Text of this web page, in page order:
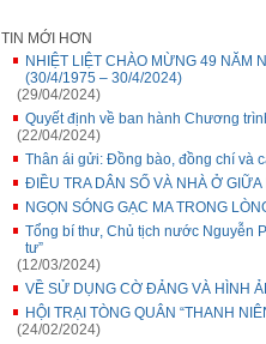
TIN MỚI HƠN
NHIỆT LIỆT CHÀO MỪNG 49 NĂM
(30/4/1975 – 30/4/2024)
(29/04/2024)
Quyết định về ban hành Chương
(22/04/2024)
Thân ái gửi: Đồng bào, đồng chí và
ĐIỀU TRA DÂN SỐ VÀ NHÀ Ở
NGỌN SÓNG GẠC MA TRONG
Tổng bí thư, Chủ tịch nước Nguyễn
tư”
(12/03/2024)
VỀ SỬ DỤNG CỜ ĐẢNG VÀ HÌNH
HỘI TRẠI TÒNG QUÂN “THANH
(24/02/2024)